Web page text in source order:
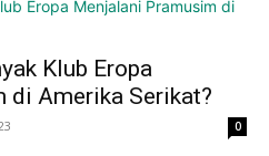
Klub Eropa
di Amerika Serikat?
0